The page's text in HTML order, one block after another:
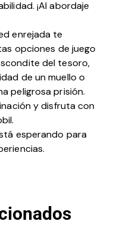
¡Al abordaje
enrejada te
opciones de juego
del tesoro,
de un muello o
peligrosa prisión.
y disfruta con
esperando para